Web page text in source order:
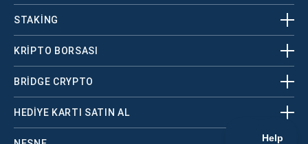
STAKING
KRİPTO BORSASI
BRIDGE CRYPTO
HEDIYE KARTI SATIN AL